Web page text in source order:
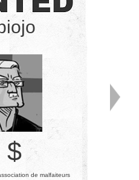
$
de malfaiteurs